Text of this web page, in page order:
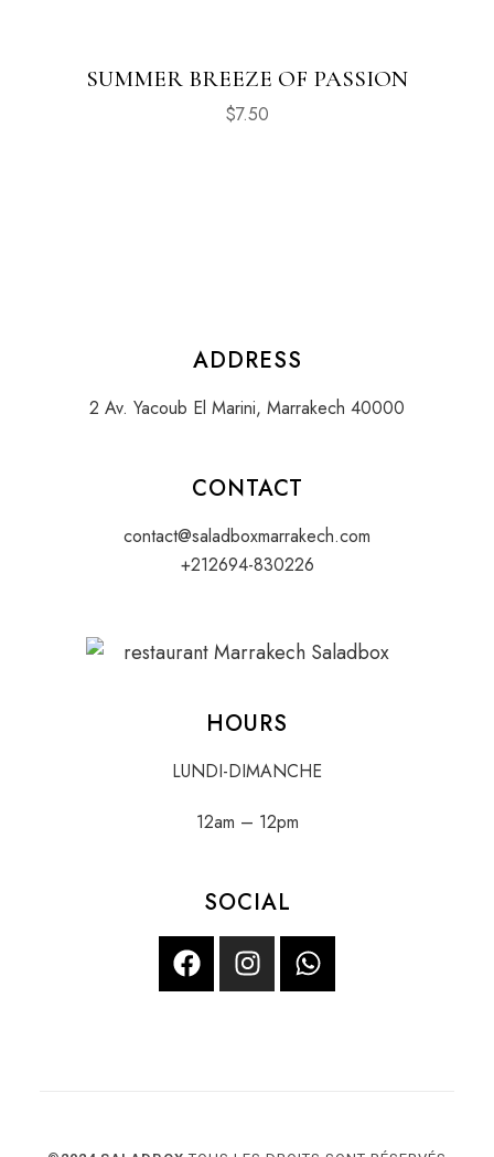
SUMMER BREEZE OF PASSION
$7.50
ADDRESS
2 Av. Yacoub El Marini, Marrakech 40000
CONTACT
contact@saladboxmarrakech.com
+212694-830226
HOURS
LUNDI-DIMANCHE
12am – 12pm
SOCIAL